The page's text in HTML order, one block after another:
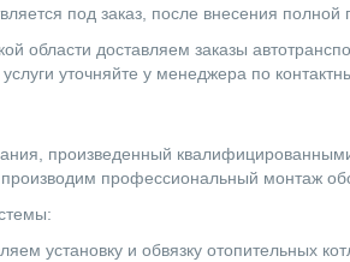
под заказ, после внесения полной
области доставляем заказы
уточняйте у менеджера по
произведенный
профессиональный монтаж
установку и обвязку отопительных